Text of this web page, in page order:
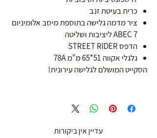
כרית בעיטת זנב
ציר מדמה גלישה בתוספת מיסב אלומיניום
ABEC 7 ליציבות ושליטה
הדפס STREET RIDER
גלגלי אקווה 51*65 מ”מ 78A
הסקייט המושלם לגלישה עירונית!
עדיין אין ביקורות